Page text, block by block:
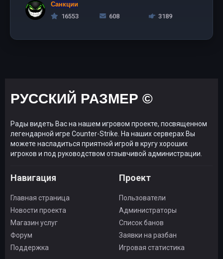
Санкции
16553
608 3189
РУССКИЙ РАЗМЕР ©
Рады видеть Вас на нашем игровом проекте, посвященном
легендарной игре Counter-Strike. На наших серверах Вы
можете насладиться приятной игрой в кругу хороших
игроков и под руководством отзывчивой администрации.
Навигация
Главная страница
Новости проекта
Магазин услуг
Форум
Поддержка
Проект
Пользователи
Администраторы
Список банов
Заявки на разбан
Игровая статистика